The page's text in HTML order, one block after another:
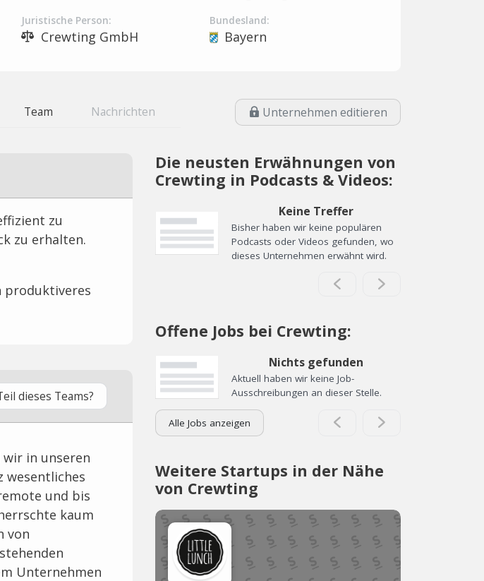
Juristische Person:
Crewting GmbH
Bundesland:
Bayern
Team Nachrichten Unternehmen editieren
zu
zu erhalten.
produktiveres
dieses Teams?
in unseren
wesentliches
und bis
kaum
von
Unternehmen
Die neusten Erwähnungen von
Crewting in Podcasts & Videos:
Keine Treffer
Bisher haben wir keine populären
Podcasts oder Videos gefunden, wo
dieses Unternehmen erwähnt wird.
Offene Jobs bei Crewting:
Nichts gefunden
Aktuell haben wir keine Job-
Ausschreibungen an dieser Stelle.
Alle Jobs anzeigen
Weitere Startups in der Nähe
von Crewting